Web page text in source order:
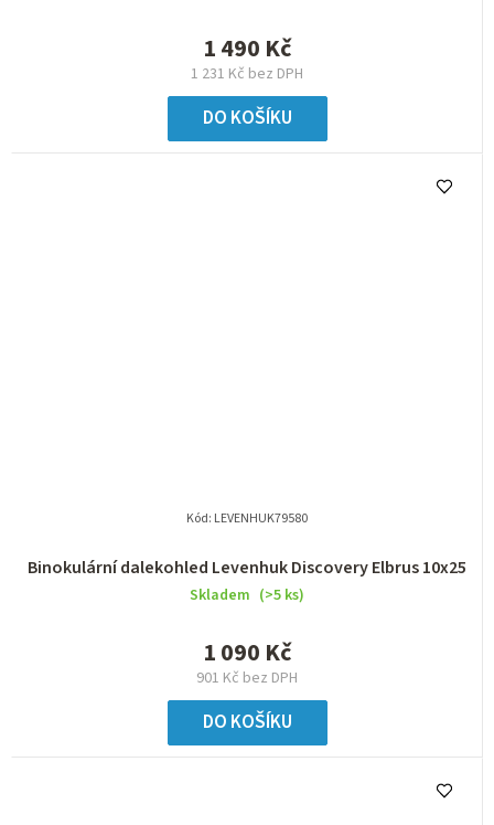
1 231 Kč bez DPH
1 490 Kč
DO KOŠÍKU
Binokulární dalekohled Levenhuk Discovery Elbrus 10x25
Skladem (>5 ks)
901 Kč bez DPH
1 090 Kč
DO KOŠÍKU
Kód: LEVENHUK79580